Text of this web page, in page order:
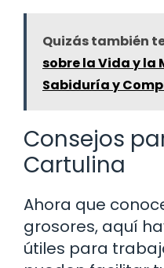
Quizás también
sobre la Vida y la
Sabiduría y
Consejos
Cartulina
Ahora que
grosores, aquí
útiles para